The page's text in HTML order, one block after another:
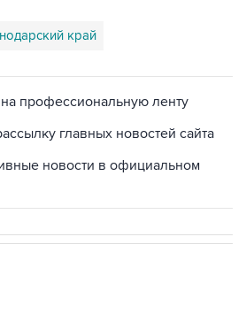
край
профессиональную ленту
главных новостей сайта
новости в официальном